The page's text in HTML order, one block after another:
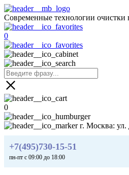
Современные технологии очистки
0
0
г. Москва:
+7(495)730-15-51
пн-пт с 09:00 до 18:00